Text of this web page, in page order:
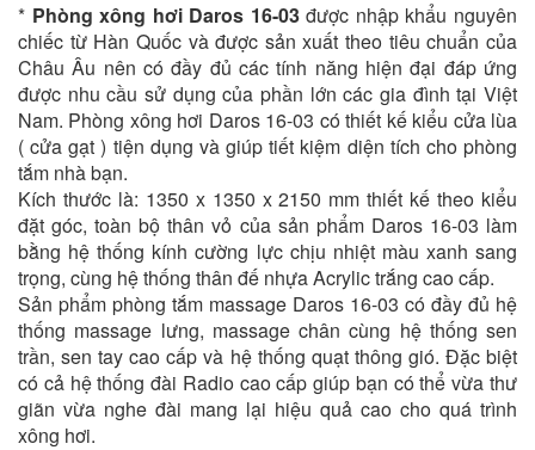
* Phòng xông hơi Daros 16-03được nhập khẩu nguyên
chiếc từ Hàn Quốc và được sản xuất theo tiêu chuẩn của
Châu Âu nên có đầy đủ các tính năng hiện đại đáp ứng
được nhu cầu sử dụng của phần lớn các gia đình tại Việt
Nam. Phòng xông hơi Daros 16-03 có thiết kế kiểu cửa lùa
( cửa gạt ) tiện dụng và giúp tiết kiệm diện tích cho phòng
tắm nhà bạn.
Kích thước là: 1350 x 1350 x 2150 mm thiết kế theo kiểu
đặt góc, toàn bộ thân vỏ của sản phẩm Daros 16-03 làm
bằng hệ thống kính cường lực chịu nhiệt màu xanh sang
trọng, cùng hệ thống thân đế nhựa Acrylic trắng cao cấp.
Sản phẩm phòng tắm massage Daros 16-03 có đầy đủ hệ
thống massage lưng, massage chân cùng hệ thống sen
trần, sen tay cao cấp và hệ thống quạt thông gió. Đặc biệt
có cả hệ thống đài Radio cao cấp giúp bạn có thể vừa thư
giãn vừa nghe đài mang lại hiệu quả cao cho quá trình
xông hơi.